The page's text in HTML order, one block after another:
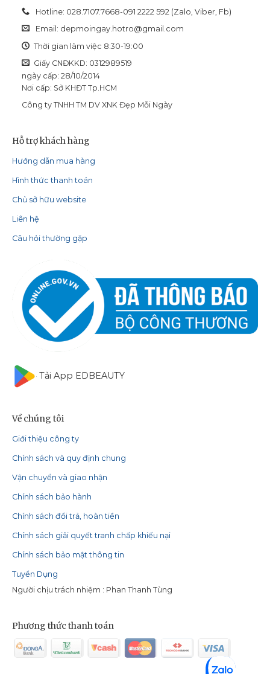
Hotline: 028.7107.7668-091 2222 592 (Zalo, Viber, Fb)
Email: depmoingay.hotro@gmail.com
Thời gian làm việc 8:30-19:00
Giấy CNĐKKD: 0312989519
ngày cấp: 28/10/2014
Nơi cấp: Sở KHĐT Tp.HCM
Công ty TNHH TM DV XNK Đẹp Mỗi Ngày
Hỗ trợ khách hàng
Hướng dẫn mua hàng
Hình thức thanh toán
Chủ sở hữu website
Liên hệ
Câu hỏi thường gặp
Tải App EDBEAUTY
Về chúng tôi
Giới thiệu công ty
Chính sách và quy định chung
Vận chuyển và giao nhận
Chính sách bảo hành
Chính sách đổi trả, hoàn tiền
Chính sách giải quyết tranh chấp khiếu nại
Chính sách bảo mật thông tin
Tuyển Dụng
Người chịu trách nhiệm : Phan Thanh Tùng
Phương thức thanh toán